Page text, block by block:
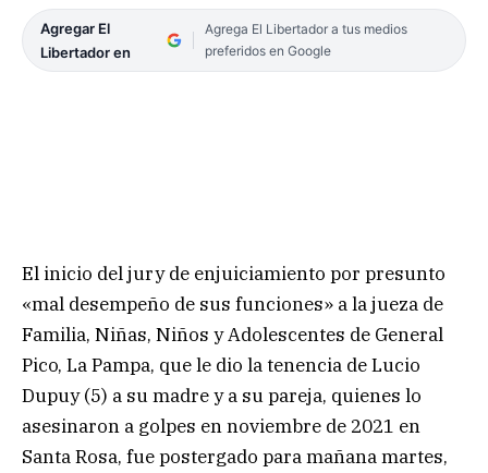
Agregar El
Libertador en
Agrega El Libertador a tus medios
preferidos en Google
El inicio del jury de enjuiciamiento por presunto
«mal desempeño de sus funciones» a la jueza de
Familia, Niñas, Niños y Adolescentes de General
Pico, La Pampa, que le dio la tenencia de Lucio
Dupuy (5) a su madre y a su pareja, quienes lo
asesinaron a golpes en noviembre de 2021 en
Santa Rosa, fue postergado para mañana martes,